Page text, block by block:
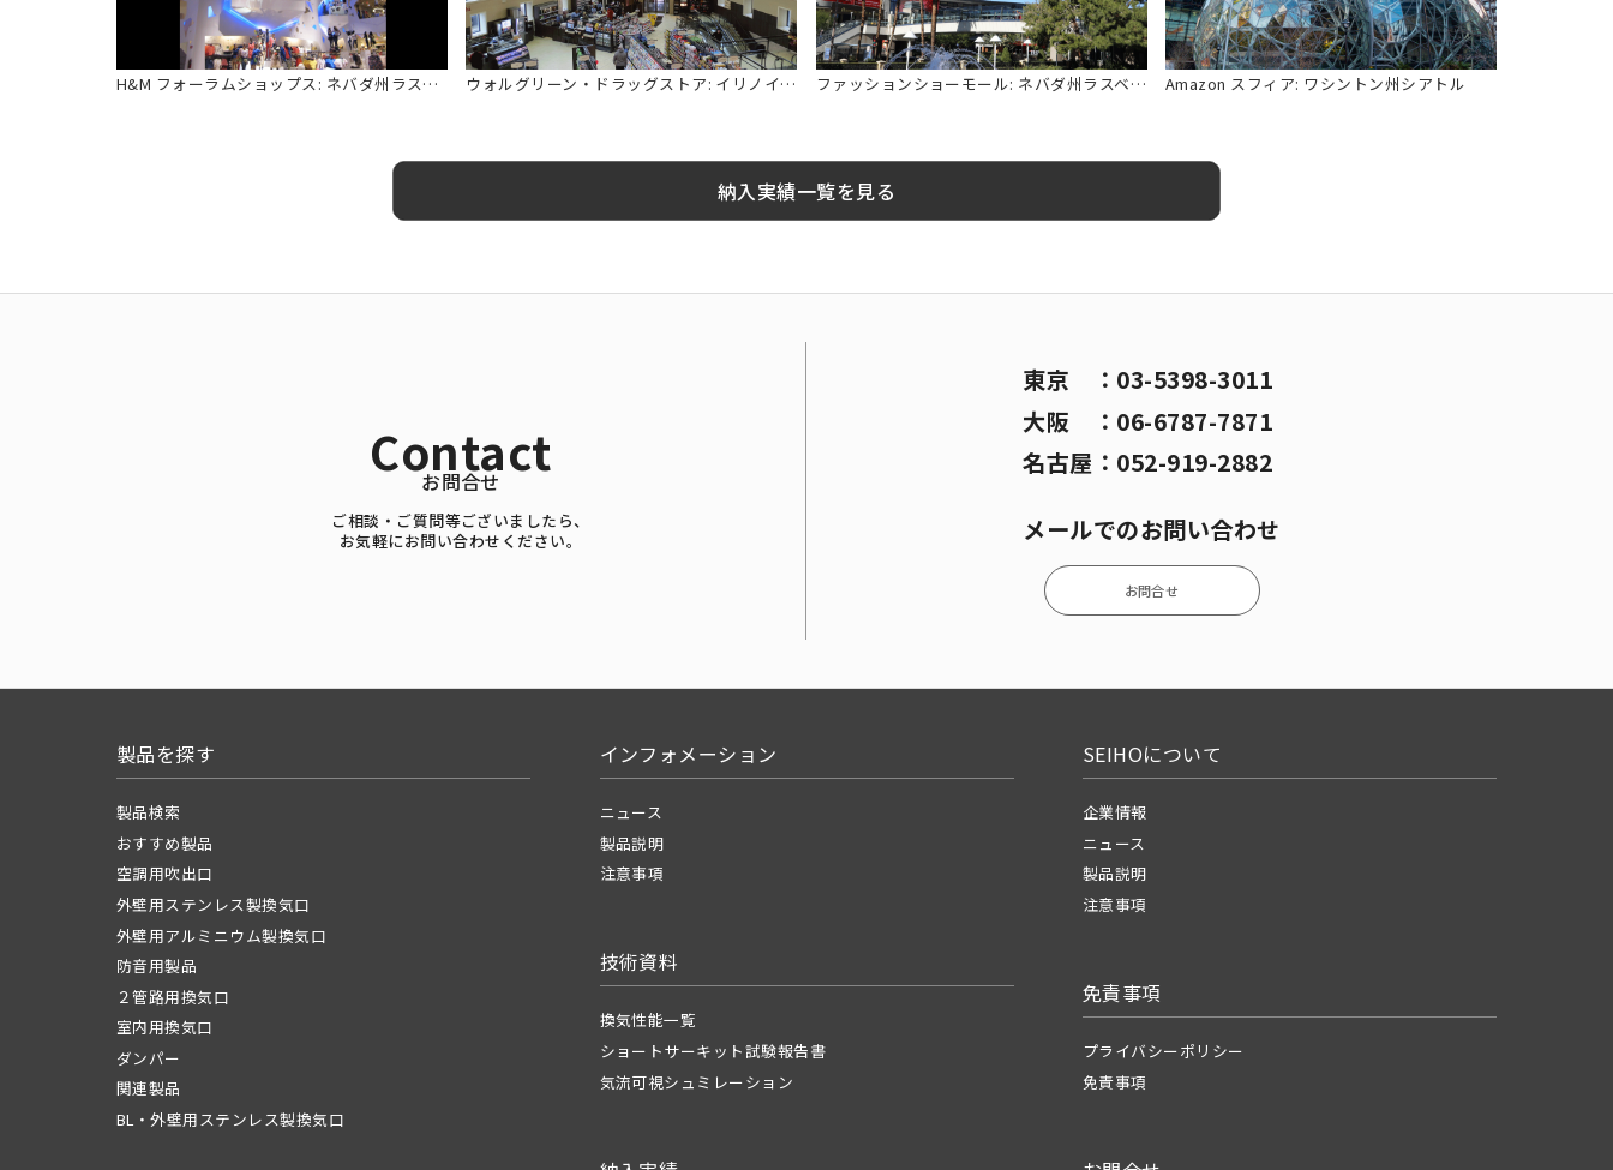
H&M フォーラムショップス: ネバダ州ラスベガス ウォルグリーン・ドラッグストア: イリノイ州シカゴ ファッションショーモール: ネバダ州ラスベガス Amazon スフィア: ワシントン州シアトル
納入実績一覧を見る
Contact
お問合せ
ご相談・ご質問等ございましたら、
お気軽にお問い合わせください。
東京 ： 03-5398-3011
大阪
： 06-6787-7871
名古屋 ： 052-919-2882
メールでのお問い合わせ
お問合せ
製品を探す
製品検索
おすすめ製品
空調用吹出口
外壁用ステンレス製換気口
外壁用アルミニウム製換気口
防音用製品
２管路用換気口
室内用換気口
ダンパー
関連製品
BL・外壁用ステンレス製換気口
インフォメーション
ニュース
製品説明
注意事項
技術資料
換気性能一覧
ショートサーキット試験報告書
気流可視シュミレーション
SEIHOについて
企業情報
ニュース
製品説明
注意事項
免責事項
プライバシーポリシー
免責事項